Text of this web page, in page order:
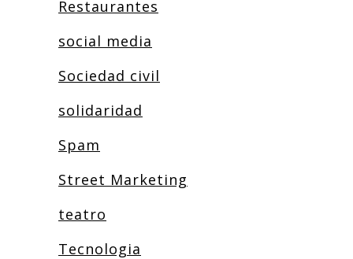
Restaurantes
social media
Sociedad civil
solidaridad
Spam
Street Marketing
teatro
Tecnologia